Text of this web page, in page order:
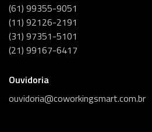
(61) 99355-9051
(11) 92126-2191
(31) 97351-5101
(21) 99167-6417
Ouvidoria
ouvidoria@coworkingsmart.com.br